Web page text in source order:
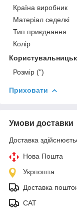
Країна виробник
Матеріал седелкі
Тип приєднання
Колір
Розмір (")
Приховати
Умови доставки
Доставка
Нова Пошта
Укрпошта
Доставка
САТ